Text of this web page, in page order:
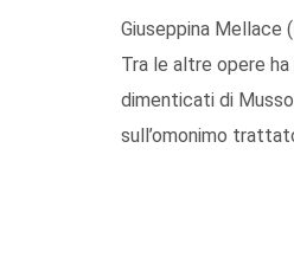
Giuseppina Mellace
Tra le altre opere
dimenticati di
sull’omonimo